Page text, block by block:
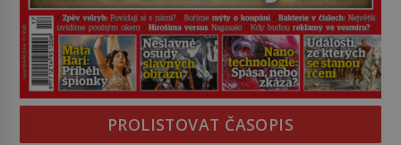
PROLISTOVAT ČASOPIS